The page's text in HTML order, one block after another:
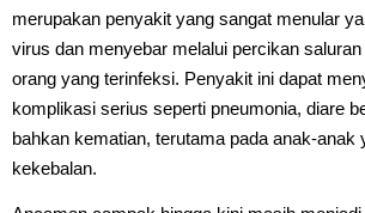
merupakan penyakit yang sangat menular
virus dan menyebar melalui percikan
orang yang terinfeksi. Penyakit ini dapat
komplikasi serius seperti pneumonia, diare
bahkan kematian, terutama pada anak-anak
kekebalan.